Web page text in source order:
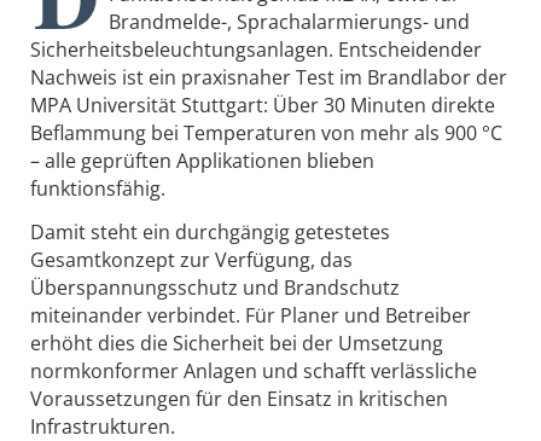
Brandmelde-, Sprachalarmierungs- und
Sicherheitsbeleuchtungsanlagen. Entscheidender
Nachweis ist ein praxisnaher Test im Brandlabor der
MPA Universität Stuttgart: Über 30 Minuten direkte
Beflammung bei Temperaturen von mehr als 900 °C
– alle geprüften Applikationen blieben
funktionsfähig.
Damit steht ein durchgängig getestetes
Gesamtkonzept zur Verfügung, das
Überspannungsschutz und Brandschutz
miteinander verbindet. Für Planer und Betreiber
erhöht dies die Sicherheit bei der Umsetzung
normkonformer Anlagen und schafft verlässliche
Voraussetzungen für den Einsatz in kritischen
Infrastrukturen.